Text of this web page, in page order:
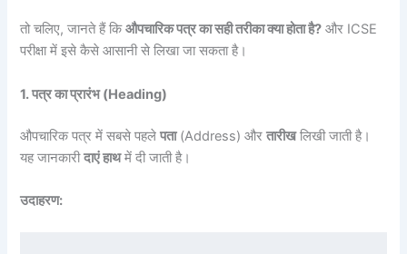
तो चलिए, जानते हैं किऔपचारिक पत्र का सही तरीका क्या होता है? और ICSE
परीक्षा में इसे कैसे आसानी से लिखा जा सकता है।
1. पत्र का प्रारंभ (Heading)
औपचारिक पत्र में सबसे पहलेपता(Address) औरतारीखलिखी जाती है।
यह जानकारीदाएं हाथमें दी जाती है।
उदाहरण: